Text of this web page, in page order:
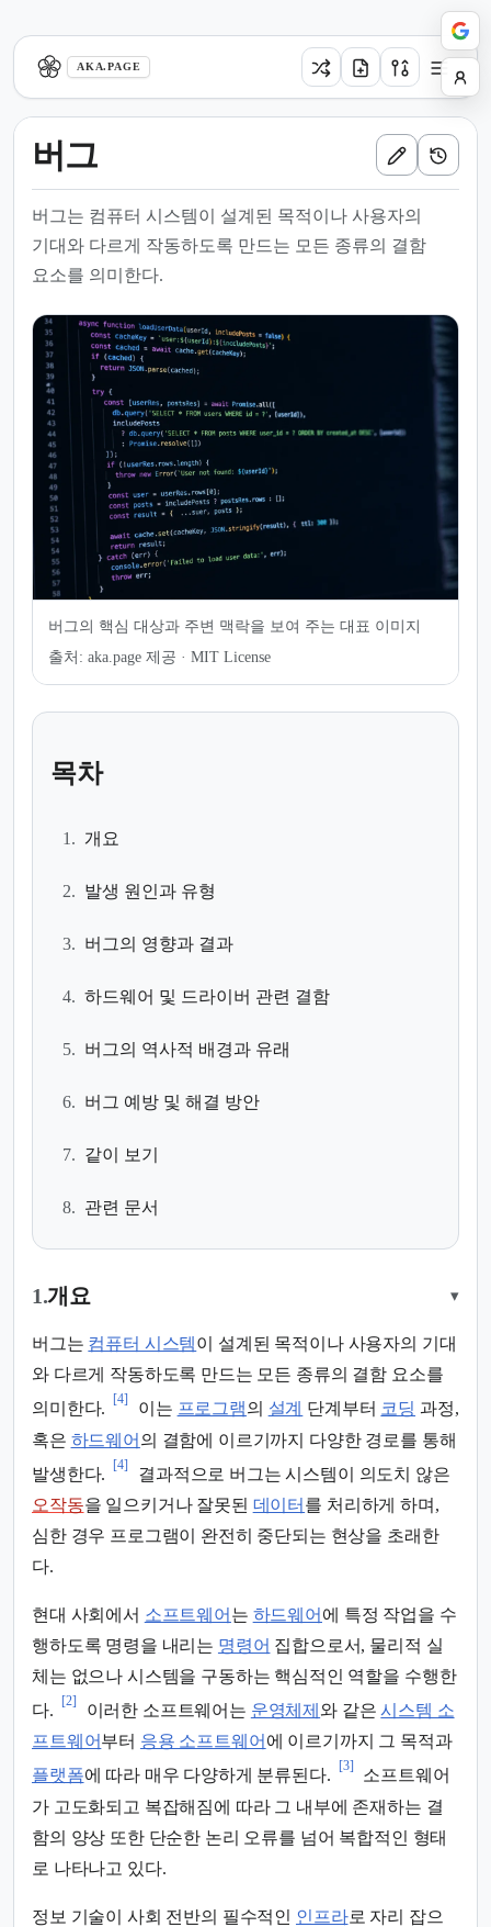
AKA.PAGE
버그
버그는 컴퓨터 시스템이 설계된 목적이나 사용자의
기대와 다르게 작동하도록 만드는 모든 종류의 결함
요소를 의미한다.
버그의 핵심 대상과 주변 맥락을 보여 주는 대표 이미지
출처: aka.page 제공 · MIT License
목차
1. 개요
2. 발생 원인과 유형
3. 버그의 영향과 결과
4. 하드웨어 및 드라이버 관련 결함
5. 버그의 역사적 배경과 유래
6. 버그 예방 및 해결 방안
7. 같이 보기
8. 관련 문서
1.개요 ▾
버그는 컴퓨터 시스템이 설계된 목적이나 사용자의 기대
와 다르게 작동하도록 만드는 모든 종류의 결함 요소를
의미한다.
[4]
이는 프로그램의 설계 단계부터 코딩 과정,
혹은 하드웨어 의 결함에 이르기까지 다양한 경로를 통해
발생한다.
[4]
결과적으로 버그는 시스템이 의도치 않은
오작동을 일으키거나 잘못된 데이터 를 처리하게 하며,
심한 경우 프로그램이 완전히 중단되는 현상을 초래한
다.
현대 사회에서 소프트웨어 는 하드웨어 에 특정 작업을 수
행하도록 명령을 내리는 명령어 집합으로서, 물리적 실
체는 없으나 시스템을 구동하는 핵심적인 역할을 수행한
다.
[2]
이러한 소프트웨어는 운영체제 와 같은시스템 소
프트웨어부터 응용 소프트웨어 에 이르기까지 그 목적과
플랫폼에 따라 매우 다양하게 분류된다.
[3]
소프트웨어
가 고도화되고 복잡해짐에 따라 그 내부에 존재하는 결
함의 양상 또한 단순한 논리 오류를 넘어 복합적인 형태
로 나타나고 있다.
정보 기술이 사회 전반의 필수적인 인프라로 자리 잡으